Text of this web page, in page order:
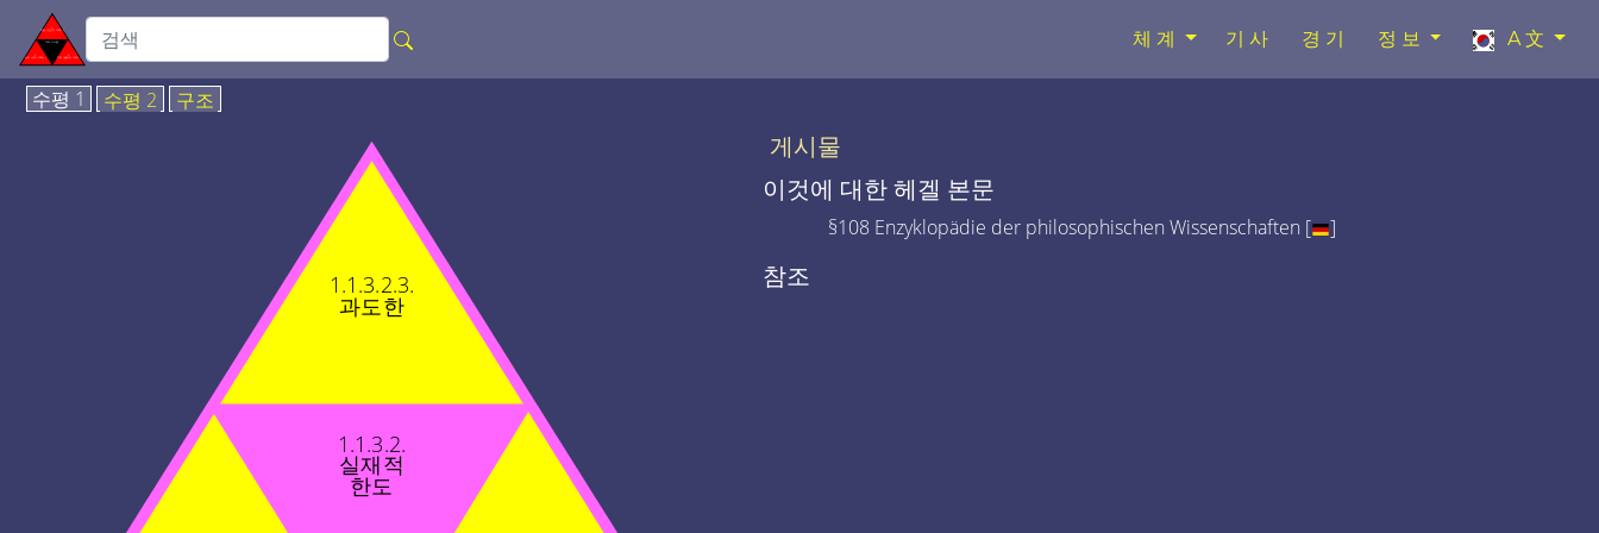
체계 기사 경기 정보 A文
수평 1 수평 2 구조
1.1.3.2.
실재적
한도
1.1.3.2.3.
과도한
게시물
이것에 대한 헤겔 본문
§108 Enzyklopädie der philosophischen Wissenschaften [ ]
참조